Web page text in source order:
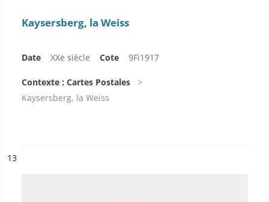
Kaysersberg, la Weiss
Date XXe siècle Cote 9Fi1917
Contexte : Cartes Postales
Kaysersberg, la Weiss
n°
13